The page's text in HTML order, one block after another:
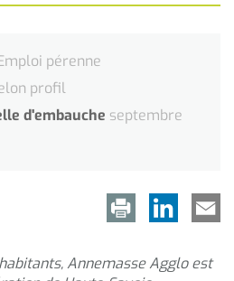
pérenne
profil
d'embauche septembre
Annemasse Agglo est